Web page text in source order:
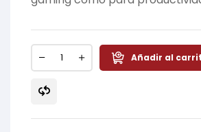
Añadir al